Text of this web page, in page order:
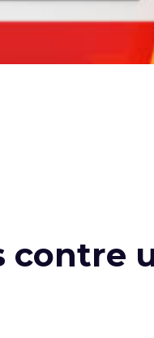
contre